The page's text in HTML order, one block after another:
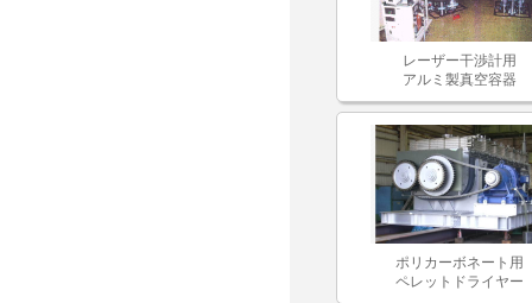
レーザー干渉計用
アルミ製真空容器
ポリカーボネート用
ペレットドライヤー